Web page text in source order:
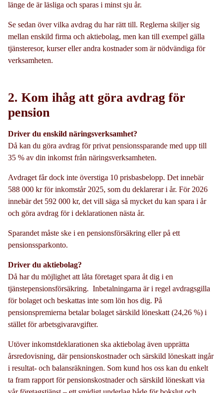
länge de är läsliga och sparas i minst sju år.
Se sedan över vilka avdrag du har rätt till. Reglerna skiljer sig
mellan enskild firma och aktiebolag, men kan till exempel gälla
tjänsteresor, kurser eller andra kostnader som är nödvändiga för
verksamheten.
2. Kom ihåg att göra avdrag för
pension
Driver du enskild näringsverksamhet?
Då kan du göra avdrag för privat pensionssparande med upp till
35 % av din inkomst från näringsverksamheten.
Avdraget får dock inte överstiga 10 prisbasbelopp. Det innebär
588 000 kr för inkomstår 2025, som du deklarerar i år. För 2026
innebär det 592 000 kr, det vill säga så mycket du kan spara i år
och göra avdrag för i deklarationen nästa år.
Sparandet måste ske i en pensionsförsäkring eller på ett
pensionssparkonto.
Driver du aktiebolag?
Då har du möjlighet att låta företaget spara åt dig i en
tjänstepensionsförsäkring. Inbetalningarna är i regel avdragsgilla
för bolaget och beskattas inte som lön hos dig. På
pensionspremierna betalar bolaget särskild löneskatt (24,26 %) i
stället för arbetsgivaravgifter.
Utöver inkomstdeklarationen ska aktiebolag även upprätta
årsredovisning, där pensionskostnader och särskild löneskatt ingår
i resultat- och balansräkningen. Som kund hos oss kan du enkelt
ta fram rapport för pensionskostnader och särskild löneskatt via